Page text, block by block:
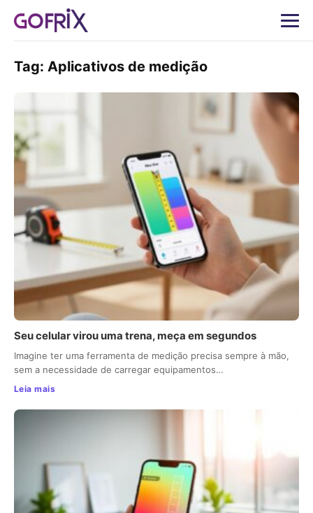
Tag: Aplicativos de medição
Seu celular virou uma trena, meça em segundos
Imagine ter uma ferramenta de medição precisa sempre à mão,
sem a necessidade de carregar equipamentos…
Leia mais